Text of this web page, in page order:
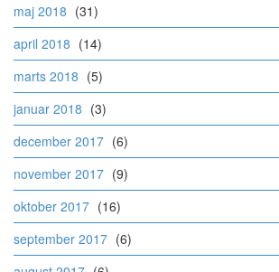
maj 2018 (31)
april 2018 (14)
marts 2018 (5)
januar 2018 (3)
december 2017 (6)
november 2017 (9)
oktober 2017 (16)
september 2017 (6)